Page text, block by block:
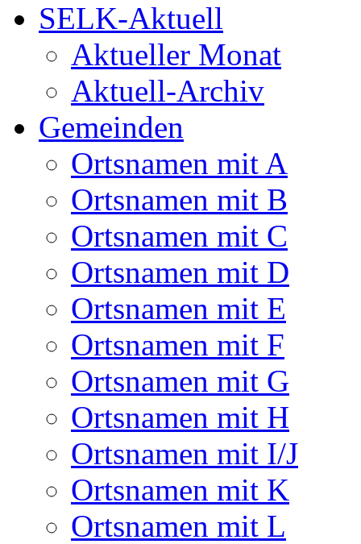
SELK-Aktuell
Aktueller Monat
Aktuell-Archiv
Gemeinden
Ortsnamen mit A
Ortsnamen mit B
Ortsnamen mit C
Ortsnamen mit D
Ortsnamen mit E
Ortsnamen mit F
Ortsnamen mit G
Ortsnamen mit H
Ortsnamen mit I/J
Ortsnamen mit K
Ortsnamen mit L